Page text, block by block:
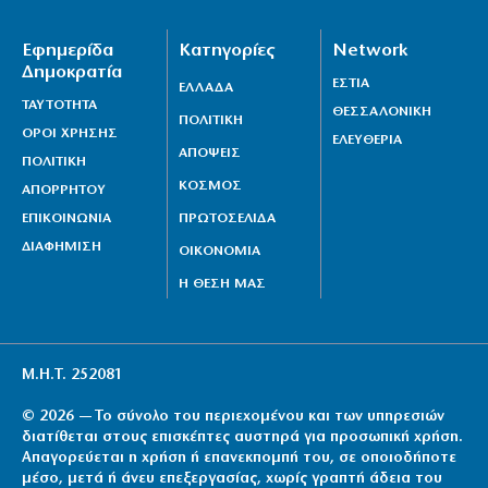
10|08|2026 | 13:00
Ανασφάλιστα οχήματα: Τι αλλάζει στις ενστάσεις – Ο
Ταραχή στο ΠΑΣΟΚ από τις αποκαλύψεις της
«Εστίας»
10|08|2026 | 12:30
Εφημερίδα
Δημοκρατία
ΤΑΥΤΟΤΗΤΑ
ΟΡΟΙ ΧΡΗΣΗΣ
ΠΟΛΙΤΙΚΗ
ΑΠΟΡΡΗΤΟΥ
ΕΠΙΚΟΙΝΩΝΙΑ
ΔΙΑΦΗΜΙΣΗ
Κατηγορίες
ΕΛΛΑΔΑ
ΠΟΛΙΤΙΚΗ
ΑΠΟΨΕΙΣ
ΚΟΣΜΟΣ
ΠΡΩΤΟΣΕΛΙΔΑ
ΟΙΚΟΝΟΜΙΑ
Η ΘΕΣΗ ΜΑΣ
Network
ΕΣΤΙΑ
ΘΕΣΣΑΛΟΝΙΚΗ
ΕΛΕΥΘΕΡΙΑ
Μ.Η.Τ. 252081
© 2026 — Το σύνολο του περιεχομένου και των υπηρεσιών
διατίθεται στους επισκέπτες αυστηρά για προσωπική χρήση.
Απαγορεύεται η χρήση ή επανεκπομπή του, σε οποιοδήποτε
μέσο, μετά ή άνευ επεξεργασίας, χωρίς γραπτή άδεια του